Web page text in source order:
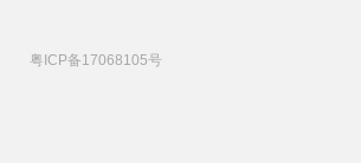
粤ICP备17068105号